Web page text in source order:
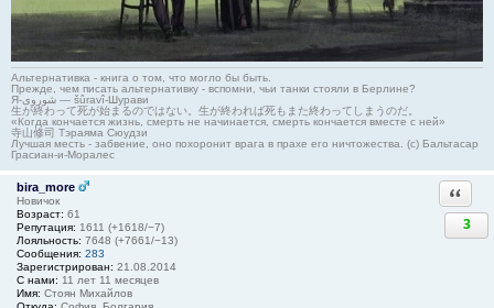
Альтернативка - книга о том, что могло бы быть.
Прежде, чем писать альтернативку - вспомни, чьи танки стояли в Берлине?
Я-شوروی — šûravî-Шурави
生が終わって死が始まるのではない。生が終われば死もまた終わってしまうのだ。
«Когда кончается жизнь, смерть не начинается, смерть кончается вместе с ней»
寺山修司 Тэраяма Сюудзи
Лучшая месть - забвение, оно похоронит врага в прахе его ничтожества. (с) Бальтасар
Грасиан-и-Моралес
bira_more
Новичок
Возраст: 61
Репутация: 1611 (+1618/−7)
Лояльность: 7648 (+7661/−13)
Сообщения: 283
Зарегистрирован: 21.08.2014
С нами: 11 лет 11 месяцев
Имя: Стоян Михайлов
3